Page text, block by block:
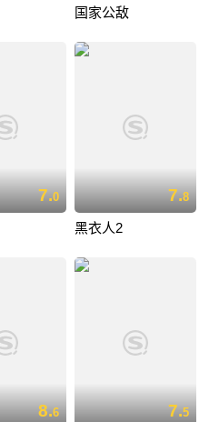
国家公敌
7.0 7.8
黑衣人2
8.6 7.5